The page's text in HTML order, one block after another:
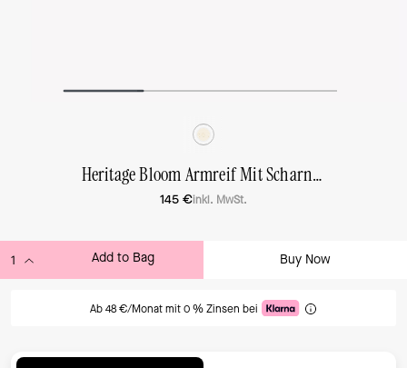
Heritage Bloom Armreif Mit Scharnierverschluss
145 €inkl. MwSt.
Add to Bag Buy Now
Ab 48 €/Monat mit 0 % Zinsen bei